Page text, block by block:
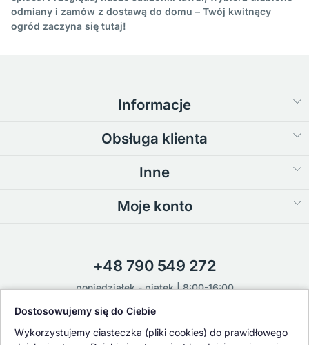
odmiany i zamów z dostawą do domu – Twój kwitnący
ogród zaczyna się tutaj!
Informacje
Obsługa klienta
Inne
Moje konto
+48 790 549 272
poniedziałek - piątek | 8:00-16:00
sklep@flower-garden.pl
Dostosowujemy się do Ciebie
Wykorzystujemy ciasteczka (pliki cookies) do prawidłowego